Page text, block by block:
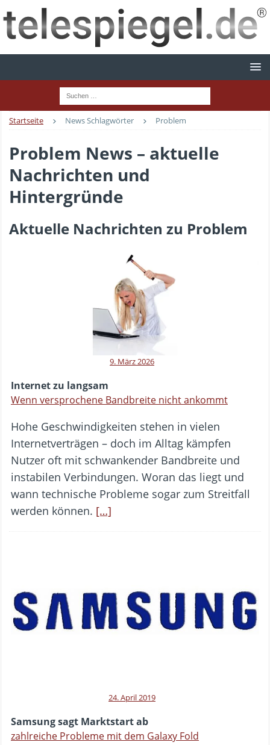
Startseite News Schlagwörter Problem
Problem News – aktuelle
Nachrichten und
Hintergründe
Aktuelle Nachrichten zu Problem
9. März 2026
Internet zu langsam
Wenn versprochene Bandbreite nicht ankommt
Hohe Geschwindigkeiten stehen in vielen
Internetverträgen – doch im Alltag kämpfen
Nutzer oft mit schwankender Bandbreite und
instabilen Verbindungen. Woran das liegt und
wann technische Probleme sogar zum Streitfall
werden können. […]
24. April 2019
Samsung sagt Marktstart ab
zahlreiche Probleme mit dem Galaxy Fold